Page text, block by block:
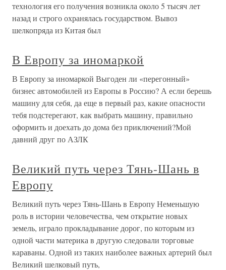
технология его получения возникла около 5 тысяч лет
назад и строго охранялась государством. Вывоз
шелкопряда из Китая был
В Европу за иномаркой
В Европу за иномаркой Выгоден ли «перегонный»
бизнес автомобилей из Европы в Россию? А если берешь
машину для себя, да еще в первый раз, какие опасности
тебя подстерегают, как выбрать машину, правильно
оформить и доехать до дома без приключений?Мой
давний друг по АЗЛК
Великий путь через Тянь-Шань в
Европу
Великий путь через Тянь-Шань в Европу Неменьшую
роль в истории человечества, чем открытие новых
земель, играло прокладывание дорог, по которым из
одной части материка в другую следовали торговые
караваны. Одной из таких наиболее важных артерий был
Великий шелковый путь,